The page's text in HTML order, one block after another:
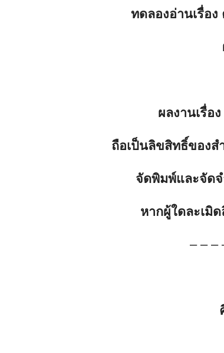
ทดลองอ่านเรื่อง
ผลงานเรื่อง
ถือเป็นลิขสิทธิ์ของส
จัดพิมพ์และจัดจ
หากผู้ใดละเมิ
– – –